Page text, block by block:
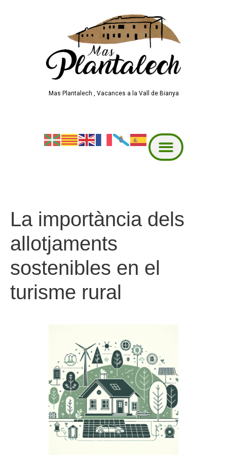
Mas Plantalech , Vacances a la Vall de Bianya
La importància dels
allotjaments
sostenibles en el
turisme rural